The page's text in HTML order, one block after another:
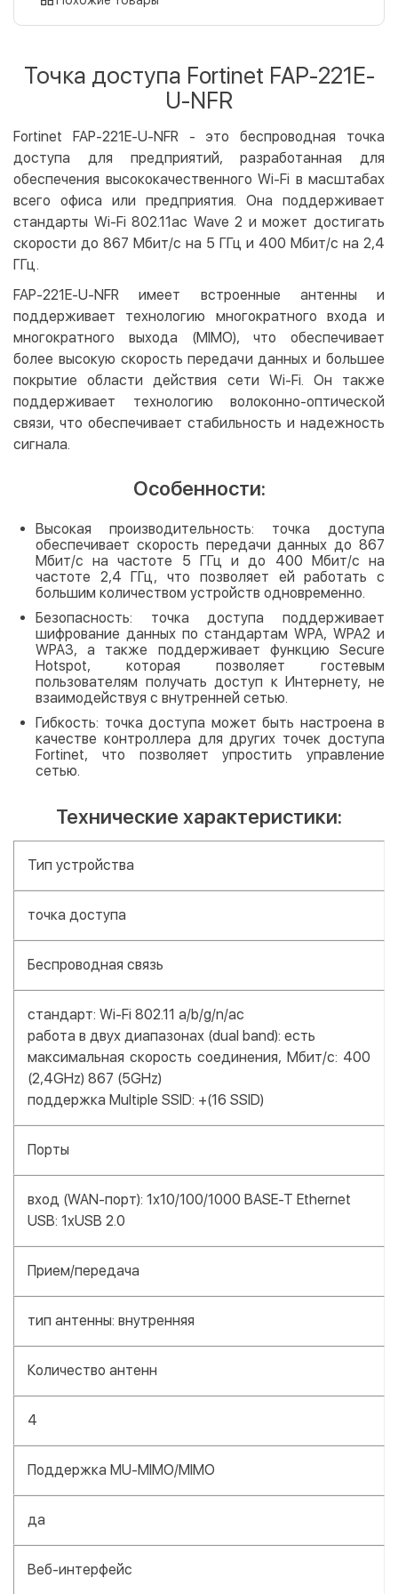
LiqPay
Google Pay
Безналичный расчет
Оплата на карту юр.лица
Оплата на счет юр.лица
Бесплатно
Кредит
Покупка частями (Монобанк)
Точка доступа Fortinet FAP-221E-
U-NFR
Fortinet FAP-221E-U-NFR - это беспроводная точка
доступа для предприятий, разработанная для
обеспечения высококачественного Wi-Fi в масштабах
всего офиса или предприятия. Она поддерживает
стандарты Wi-Fi 802.11ac Wave 2 и может достигать
скорости до 867 Мбит/с на 5 ГГц и 400 Мбит/с на 2,4
ГГц.
FAP-221E-U-NFR имеет встроенные антенны и
поддерживает технологию многократного входа и
многократного выхода (MIMO), что обеспечивает
более высокую скорость передачи данных и большее
покрытие области действия сети Wi-Fi. Он также
поддерживает технологию волоконно-оптической
связи, что обеспечивает стабильность и надежность
сигнала.
Особенности:
Высокая производительность: точка доступа
обеспечивает скорость передачи данных до 867
Мбит/с на частоте 5 ГГц и до 400 Мбит/с на
частоте 2,4 ГГц, что позволяет ей работать с
большим количеством устройств одновременно.
Безопасность: точка доступа поддерживает
шифрование данных по стандартам WPA, WPA2 и
WPA3, а также поддерживает функцию Secure
Hotspot, которая позволяет гостевым
пользователям получать доступ к Интернету, не
взаимодействуя с внутренней сетью.
Гибкость: точка доступа может быть настроена в
качестве контроллера для других точек доступа
Fortinet, что позволяет упростить управление
сетью.
Технические характеристики:
Тип устройства
точка доступа
Беспроводная связь
стандарт: Wi-Fi 802.11 a/b/g/n/ac
работа в двух диапазонах (dual band): есть
максимальная скорость соединения, Мбит/с: 400
(2,4GHz) 867 (5GHz)
поддержка Multiple SSID: +(16 SSID)
Порты
вход (WAN-порт): 1х10/100/1000 BASE-T Ethernet
USB: 1xUSB 2.0
Прием/передача
тип антенны: внутренняя
Количество антенн
4
Поддержка MU-MIMO/MIMO
да
Веб-интерфейс